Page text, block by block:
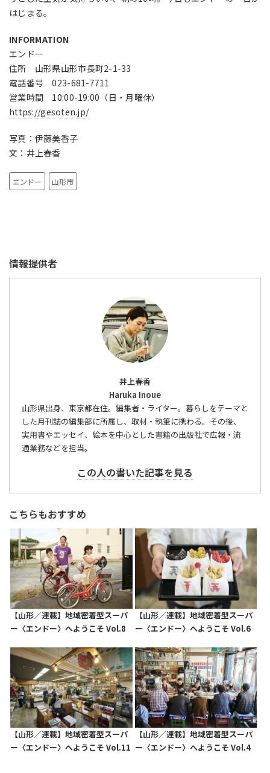
はじまる。
INFORMATION
エンドー
住所 山形県山形市長町2-1-33
電話番号 023-681-7711
営業時間 10:00-19:00（日・月曜休）
https://gesoten.jp/
写真：伊藤美香子
文：井上春香
エンドー 山形市
情報提供者
井上春香
Haruka Inoue
山形県出身、東京都在住。編集者・ライター。暮らしをテーマと
した月刊誌の編集部に所属し、取材・執筆に携わる。その後、
実用書やエッセイ、絵本を中心とした書籍の出版社で広報・流
通業務などを担当。
この人の書いた記事を見る
こちらもおすすめ
【山形／連載】地域密着型スーパ
ー〈エンドー〉へようこそ Vol.8
【山形／連載】地域密着型スーパ
ー〈エンドー〉へようこそ Vol.6
【山形／連載】地域密着型スーパ
ー〈エンドー〉へようこそ Vol.11
【山形／連載】地域密着型スーパ
ー〈エンドー〉へようこそ Vol.4